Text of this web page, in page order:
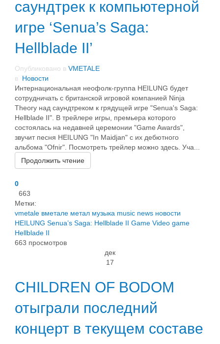
саундтрек к компьютерной
игре ‘Senua’s Saga:
Hellblade II’
Опубликовано в VMETALE
в Новости
Интернациональная неофолк-группа HEILUNG будет
сотрудничать с британской игровой компанией Ninja
Theory над саундтреком к грядущей игре "Senua's Saga:
Hellblade II". В трейлере игры, премьера которого
состоялась на недавней церемонии "Game Awards",
звучит песня HEILUNG "In Maidjan" с их дебютного
альбома "Ofnir". Посмотреть трейлер можно здесь. Уча...
Продолжить чтение
0
663
Метки:
vmetale вметале метал музыка music news новости
HEILUNG Senua’s Saga: Hellblade II Game Video game
Hellblade II
663 просмотров
дек
17
CHILDREN OF BODOM
отыграли последний
концерт в текущем составе